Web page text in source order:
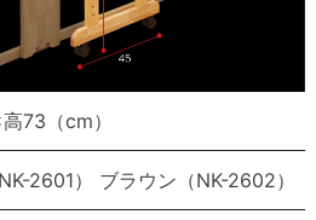
73（cm）
2601） ブラウン（NK-2602）